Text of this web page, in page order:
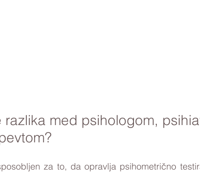
razlika med psihologom,
za to, da opravlja psihometrično